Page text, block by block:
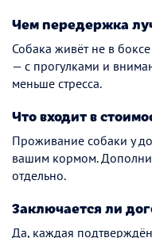
Чем передержка
Собака живёт не в
— с прогулками и
меньше стресса.
Что входит в
Проживание собаки у
вашим кормом.
отдельно.
Заключается ли
Да, каждая